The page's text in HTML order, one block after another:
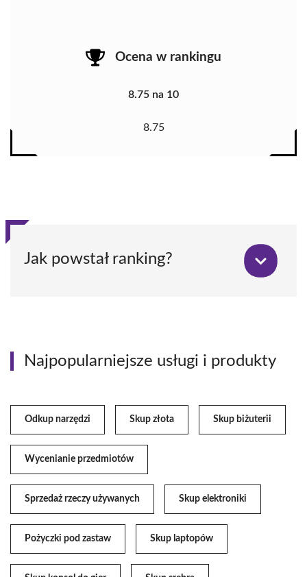
Ocena w rankingu
8.75 na 10
8.75
Jak powstał ranking?
Najpopularniejsze usługi i produkty
Odkup narzędzi Skup złota Skup biżuterii
Wycenianie przedmiotów
Sprzedaż rzeczy używanych Skup elektroniki
Pożyczki pod zastaw Skup laptopów